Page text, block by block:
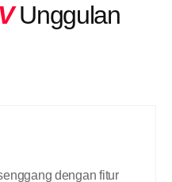
Unggulan
dengan fitur